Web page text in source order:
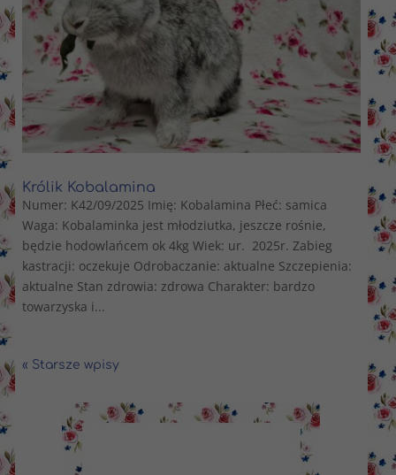
Królik Kobalamina
Numer: K42/09/2025 Imię: Kobalamina Płeć: samica
Waga: Kobalaminka jest młodziutka, jeszcze rośnie,
będzie hodowlańcem ok 4kg Wiek: ur. 2025r. Zabieg
kastracji: oczekuje Odrobaczanie: aktualne Szczepienia:
aktualne Stan zdrowia: zdrowa Charakter: bardzo
towarzyska i...
« Starsze wpisy